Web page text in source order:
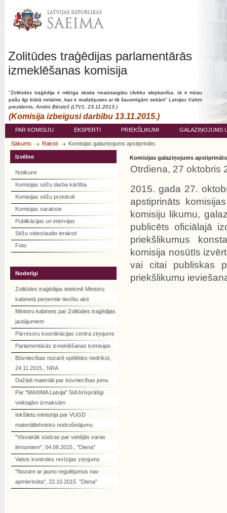
Zolitūdes traģēdijas parlamentārās
izmeklēšanas komisija
"Zolitūdes traģēdija ir milzīga skaita neaizsargātu cilvēku slepkavība, tā ir mūsu
pašu ilgi krātā nelaime, kas ir realizējusies ar tik šausmīgām sekām" Latvijas Valsts
prezidents, Andris Bērziņš (LTV1, 23.11.2013.)
(Komisija izbeigusi darbību 13.11.2015.)
PAR KOMISIJU EKSPERTI PRIEKŠLIKUMI GALAZIŅOJUMS
Sākums Raksti Komisijas galaziņojums apstiprināts.
Izvēlne
Notikumi
Komisijas sēžu darba kārtība
Komisijas sēžu protokoli
Komisijas sarakste
Publikācijas un intervijas
Sēžu video/audio ieraksti
Foto
Noderīgi
Zolitūdes traģēdijas ietekmē Ministru
kabinetā pieņemtie tiesību akti
Ministru kabinets par Zolitūdes traģēdijas
jautājumiem
Pārresoru koordinācijas centra ziņojums
Parlamentārās izmeklēšanas komisijas
Būvniecības nozarē spēlēties nedrīkst,
24.11.2015., NRA
Dažādi materiāli par būvniecības jomu
Par "MAXIMA Latvija" SIA brīvprātīgi
veiktajām izmaksām
Iekšlietu ministrija par VUGD
materiāltehnisko nodrošinājumu
"Visvairāk sūdzas par vietējās varas
lēmumiem", 04.08.2015., "Diena"
Valsts kontroles revīzijas ziņojums
"Nozare ar jauno regulējumus nav
apmierināta", 22.10.2015. "Diena"
Komisijas galaziņojums
Otrdiena, 27 oktobris
2015. gada 27.
apstiprināts
komisiju likumu,
publicēts oficiālajā
priekšlikumus
komisija nosūtīs
vai citai publiskas
priekšlikumu